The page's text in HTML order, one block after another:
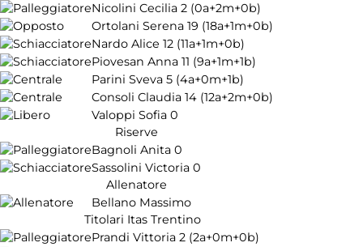
Nicolini Cecilia 2 (0a+2m+0b)
Ortolani Serena 19 (18a+1m+0b)
Nardo Alice 12 (11a+1m+0b)
Piovesan Anna 11 (9a+1m+1b)
Parini Sveva 5 (4a+0m+1b)
Consoli Claudia 14 (12a+2m+0b)
Valoppi Sofia 0
Riserve
Bagnoli Anita 0
Sassolini Victoria 0
Allenatore
Bellano Massimo
Titolari Itas Trentino
Prandi Vittoria 2 (2a+0m+0b)